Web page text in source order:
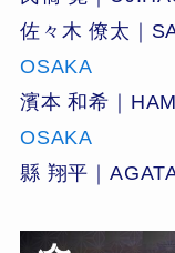
佐々木 僚太｜
OSAKA
濱本 和希｜
OSAKA
縣 翔平｜